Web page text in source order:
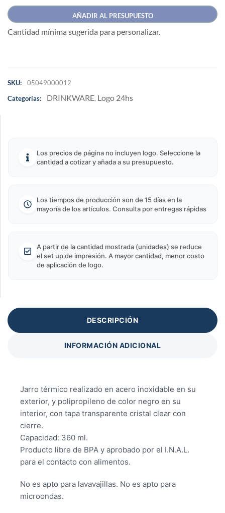
AÑADIR AL PRESUPUESTO
Cantidad mínima sugerida para personalizar.
SKU:
05049000012
Categorías:
DRINKWARE, Logo 24hs
Los precios de página no incluyen logo. Seleccione la
cantidad a cotizar y añada a su presupuesto.
Los tiempos de producción son de 15 días en la
mayoría de los artículos. Consulta por entregas rápidas
A partir de la cantidad mostrada (unidades) se reduce
el set up de impresión. A mayor cantidad, menor costo
de aplicación de logo.
DESCRIPCIÓN
INFORMACIÓN ADICIONAL
Jarro térmico realizado en acero inoxidable en su
exterior, y polipropileno de color negro en su
interior, con tapa transparente cristal clear con
cierre.
Capacidad: 360 ml.
Producto libre de BPA y aprobado por el I.N.A.L.
para el contacto con alimentos.
No es apto para lavavajillas. No es apto para
microondas.